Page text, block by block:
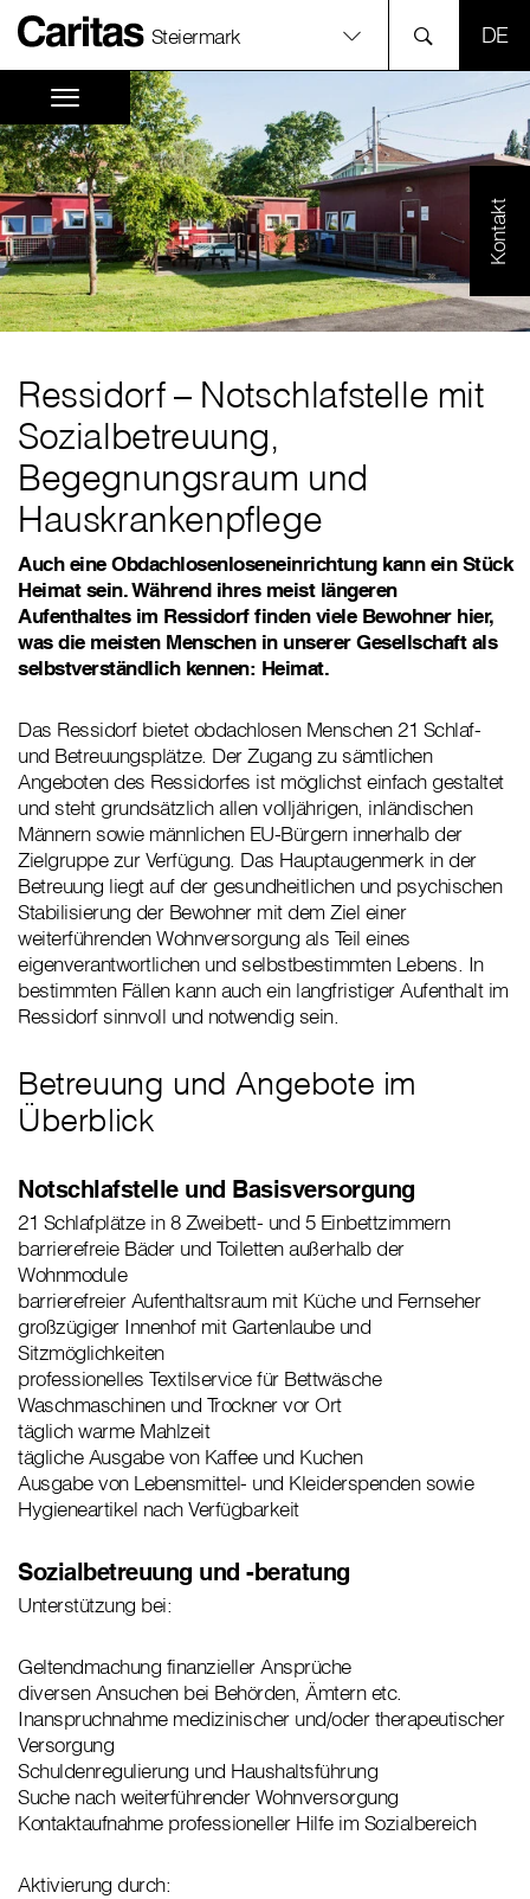
Steiermark
Kontakt
Ressidorf – Notschlafstelle mit
Sozialbetreuung,
Begegnungsraum und
Hauskrankenpflege
Auch eine Obdachlosenloseneinrichtung kann ein Stück
Heimat sein. Während ihres meist längeren
Aufenthaltes im Ressidorf finden viele Bewohner hier,
was die meisten Menschen in unserer Gesellschaft als
selbstverständlich kennen: Heimat.
Das Ressidorf bietet obdachlosen Menschen 21 Schlaf-
und Betreuungsplätze. Der Zugang zu sämtlichen
Angeboten des Ressidorfes ist möglichst einfach gestaltet
und steht grundsätzlich allen volljährigen, inländischen
Männern sowie männlichen EU-Bürgern innerhalb der
Zielgruppe zur Verfügung. Das Hauptaugenmerk in der
Betreuung liegt auf der gesundheitlichen und psychischen
Stabilisierung der Bewohner mit dem Ziel einer
weiterführenden Wohnversorgung als Teil eines
eigenverantwortlichen und selbstbestimmten Lebens. In
bestimmten Fällen kann auch ein langfristiger Aufenthalt im
Ressidorf sinnvoll und notwendig sein.
Betreuung und Angebote im
Überblick
Notschlafstelle und Basisversorgung
21 Schlafplätze in 8 Zweibett- und 5 Einbettzimmern
barrierefreie Bäder und Toiletten außerhalb der
Wohnmodule
barrierefreier Aufenthaltsraum mit Küche und Fernseher
großzügiger Innenhof mit Gartenlaube und
Sitzmöglichkeiten
professionelles Textilservice für Bettwäsche
Waschmaschinen und Trockner vor Ort
täglich warme Mahlzeit
tägliche Ausgabe von Kaffee und Kuchen
Ausgabe von Lebensmittel- und Kleiderspenden sowie
Hygieneartikel nach Verfügbarkeit
Sozialbetreuung und -beratung
Unterstützung bei:
Geltendmachung finanzieller Ansprüche
diversen Ansuchen bei Behörden, Ämtern etc.
Inanspruchnahme medizinischer und/oder therapeutischer
Versorgung
Schuldenregulierung und Haushaltsführung
Suche nach weiterführender Wohnversorgung
Kontaktaufnahme professioneller Hilfe im Sozialbereich
Aktivierung durch: